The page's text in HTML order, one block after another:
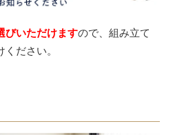
びいただけますので、組み立て
ださい。